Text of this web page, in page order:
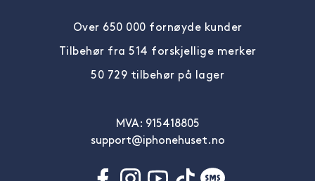
Over 650 000 fornøyde kunder
Tilbehør fra 514 forskjellige merker
50 729 tilbehør på lager
MVA: 915418805
support@iphonehuset.no